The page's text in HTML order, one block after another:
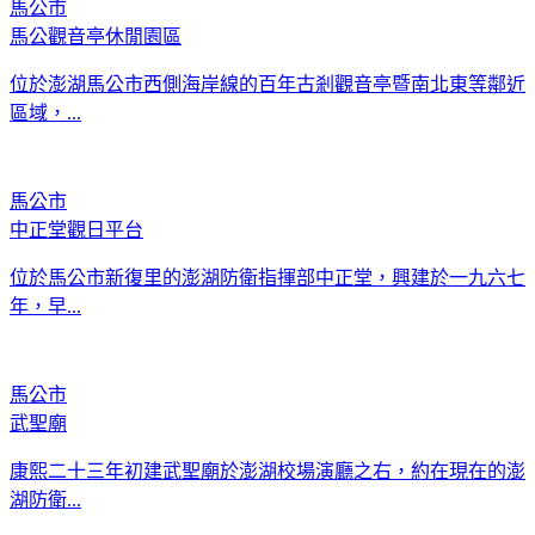
馬公市
馬公觀音亭休閒園區
位於澎湖馬公市西側海岸線的百年古剎觀音亭暨南北東等鄰近
區域，...
馬公市
中正堂觀日平台
位於馬公市新復里的澎湖防衛指揮部中正堂，興建於一九六七
年，早...
馬公市
武聖廟
康熙二十三年初建武聖廟於澎湖校場演廳之右，約在現在的澎
湖防衛...